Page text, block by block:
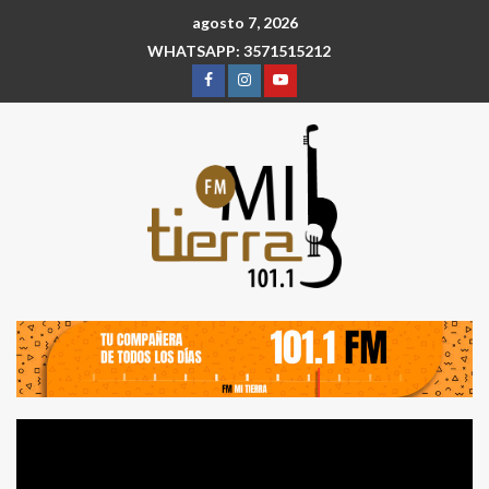
agosto 7, 2026
WHATSAPP: 3571515212